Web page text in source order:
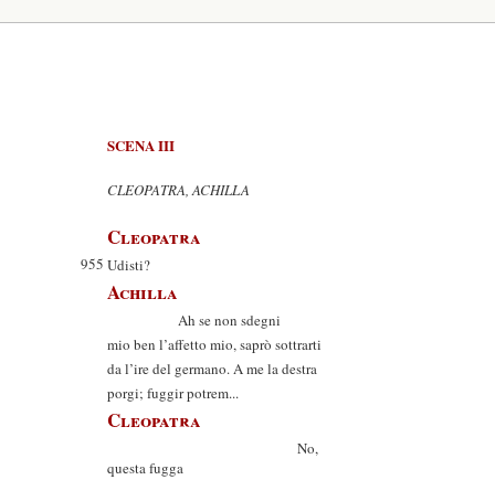
SCENA III
CLEOPATRA, ACHILLA
Cleopatra
955 Udisti?
Achilla
Ah se non sdegni
mio ben l’affetto mio, saprò sottrarti
da l’ire del germano. A me la destra
porgi; fuggir potrem...
Cleopatra
No,
questa fugga